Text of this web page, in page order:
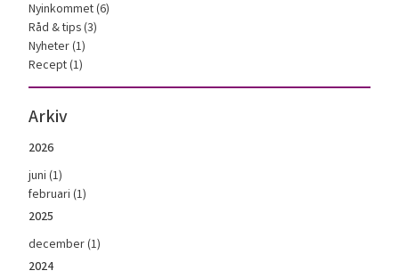
Nyinkommet (6)
Råd & tips (3)
Nyheter (1)
Recept (1)
Arkiv
2026
juni (1)
februari (1)
2025
december (1)
2024